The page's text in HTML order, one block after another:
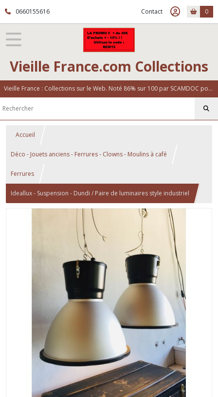
0660155616 Contact 0
Vieille France.com Collections
Vieille France : Collections sur le Web. Noté 86% sur 100 par SCAMDOC pour notre fiabilité
Accueil
Déco - Jouets anciens - Ferrures - Clowns - Moulins à café
Ferrures
Ideallux - Suspension - Dundi / Paire de luminaires style industriel